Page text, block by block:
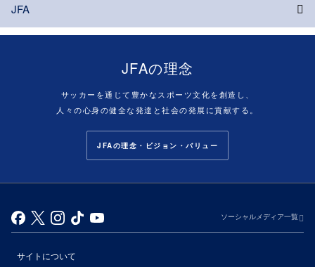
JFA
JFAの理念
サッカーを通じて豊かなスポーツ文化を創造し、
人々の心身の健全な発達と社会の発展に貢献する。
JFAの理念・ビジョン・バリュー
ソーシャルメディア一覧
サイトについて